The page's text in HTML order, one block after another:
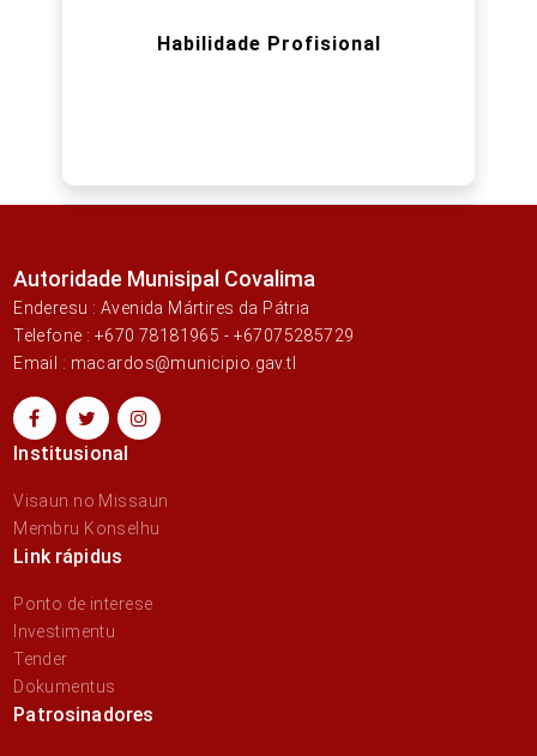
Habilidade Profisional
Autoridade Munisipal Covalima
Enderesu : Avenida Mártires da Pátria
Telefone : +670 78181965 - +67075285729
Email : macardos@municipio.gav.tl
Institusional
Visaun no Missaun
Membru Konselhu
Link rápidus
Ponto de interese
Investimentu
Tender
Dokumentus
Patrosinadores